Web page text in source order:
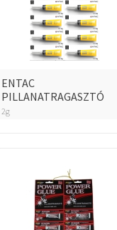
ENTAC
PILLANATRAGASZTÓ
2g